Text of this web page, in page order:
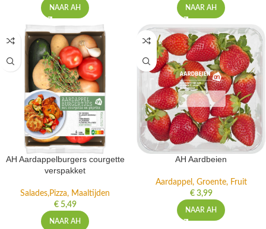
NAAR AH NAAR AH
AH Aardappelburgers courgette
verspakket
Salades,Pizza, Maaltijden
€5,49
NAAR AH
AH Aardbeien
Aardappel, Groente, Fruit
€3,99
NAAR AH